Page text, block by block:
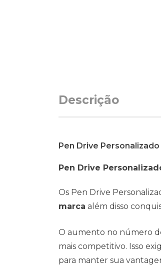
Descrição
Pen Drive
Pen Drive
Os Pen Drive
marca além disso
O aumento no número
mais competitivo. Isso
para manter sua